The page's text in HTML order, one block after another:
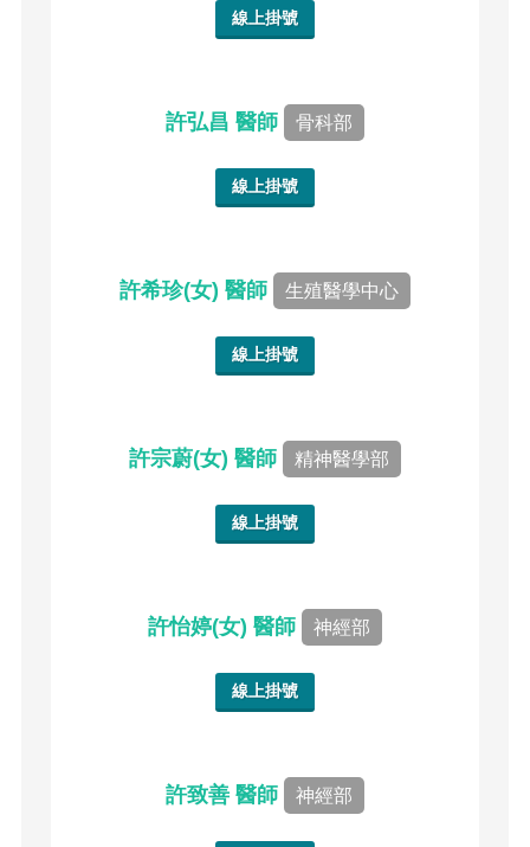
線上掛號
許弘昌 醫師 骨科部
線上掛號
許希珍(女) 醫師 生殖醫學中心
線上掛號
許宗蔚(女) 醫師 精神醫學部
線上掛號
許怡婷(女) 醫師 神經部
線上掛號
許致善 醫師 神經部